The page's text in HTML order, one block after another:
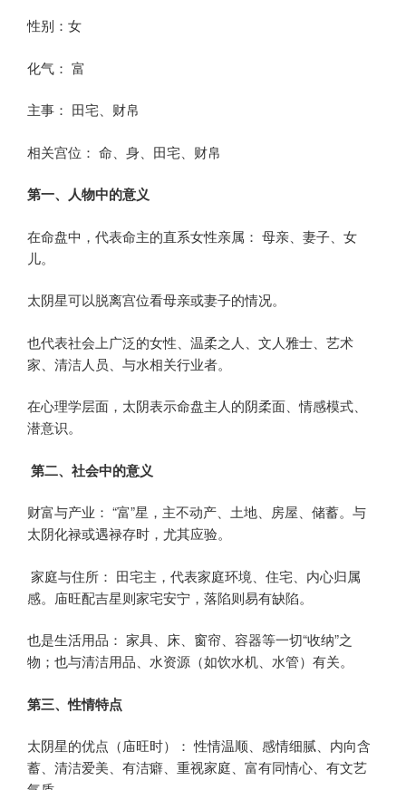
性别：女
化气： 富
主事： 田宅、财帛
相关宫位： 命、身、田宅、财帛
第一、人物中的意义
在命盘中，代表命主的直系女性亲属： 母亲、妻子、女
儿。
太阴星可以脱离宫位看母亲或妻子的情况。
也代表社会上广泛的女性、温柔之人、文人雅士、艺术
家、清洁人员、与水相关行业者。
在心理学层面，太阴表示命盘主人的阴柔面、情感模式、
潜意识。
第二、社会中的意义
财富与产业： “富”星，主不动产、土地、房屋、储蓄。与
太阴化禄或遇禄存时，尤其应验。
家庭与住所： 田宅主，代表家庭环境、住宅、内心归属
感。庙旺配吉星则家宅安宁，落陷则易有缺陷。
也是生活用品： 家具、床、窗帘、容器等一切“收纳”之
物；也与清洁用品、水资源（如饮水机、水管）有关。
第三、性情特点
太阴星的优点（庙旺时）： 性情温顺、感情细腻、内向含
蓄、清洁爱美、有洁癖、重视家庭、富有同情心、有文艺